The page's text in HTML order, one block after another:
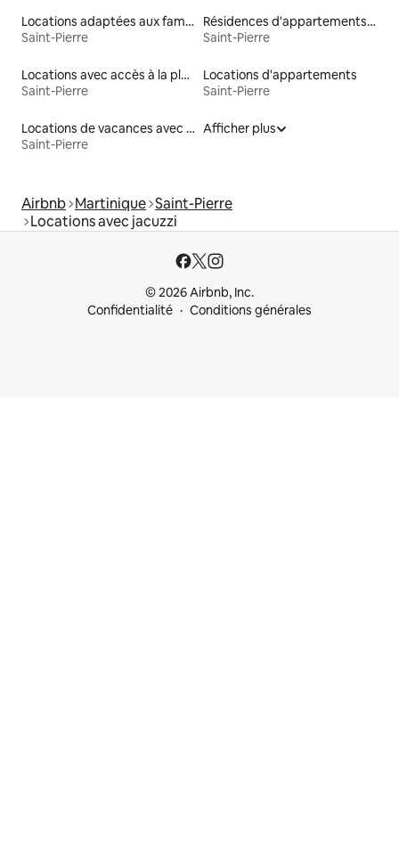
Locations adaptées aux familles
Saint-Pierre
Résidences d'appartements en location
Saint-Pierre
Locations avec accès à la plage
Saint-Pierre
Locations d'appartements
Saint-Pierre
Locations de vacances avec piscine
Saint-Pierre
Afficher plus
Airbnb Martinique Saint-Pierre
Locations avec jacuzzi
© 2026 Airbnb, Inc.
Confidentialité
Conditions générales